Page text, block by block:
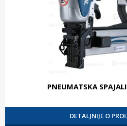
PNEUMATSKA
DETALJNIJE O